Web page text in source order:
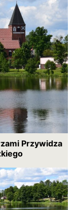
Przywidza